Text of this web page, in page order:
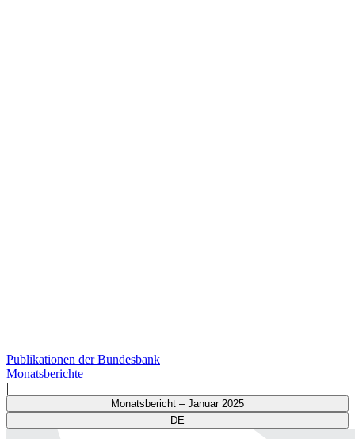
Publikationen der Bundesbank
Monatsberichte
|
Monatsbericht – Januar 2025
DE